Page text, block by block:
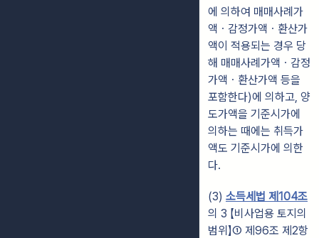
에 의하여 매매사례가
액ㆍ감정가액ㆍ환산가
액이 적용되는 경우 당
해 매매사례가액ㆍ감정
가액ㆍ환산가액 등을
포함한다)에 의하고, 양
도가액을 기준시가에
의하는 때에는 취득가
액도 기준시가에 의한
다.
(3) 소득세법 제104조
의 3 【비사업용 토지의
범위】① 제96조 제2항